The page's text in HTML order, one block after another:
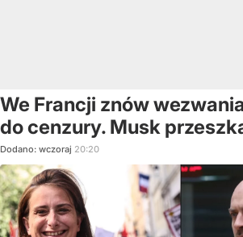
We Francji znów
do cenzury. Musk
Dodano: wczoraj 20:20